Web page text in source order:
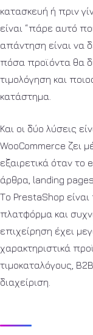
κατασκευή ή πριν
είναι “πάρε αυτό
απάντηση είναι να
πόσα προϊόντα θα
τιμολόγηση και
κατάστημα.
Και οι δύο λύσεις
WooCommerce ζει
εξαιρετικά όταν το
άρθρα, landing
Το PrestaShop
πλατφόρμα και
επιχείρηση έχει
χαρακτηριστικά
τιμοκαταλόγους,
διαχείριση.